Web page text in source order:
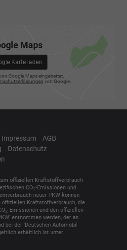
Maps
Karte laden
Google Maps eingebettet.
von Google.
Impressum
AGB
Datenschutz
offiziellen Kraftstoffverbrauch
CO2-Emissionen und
neuer PKW können
offiziellen Kraftstoffverbrauch, die
2-Emissionen und den offiziellen
entnommen werden, der an
bei der 'Deutschen Automobil
erhältlich ist unter